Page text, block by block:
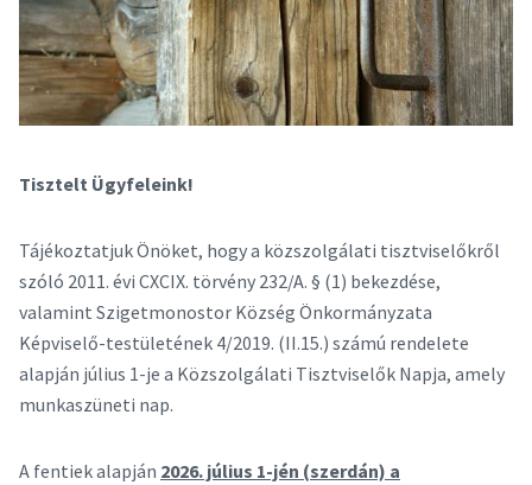
Tisztelt Ügyfeleink!
Tájékoztatjuk Önöket, hogy a közszolgálati tisztviselőkről
szóló 2011. évi CXCIX. törvény 232/A. § (1) bekezdése,
valamint Szigetmonostor Község Önkormányzata
Képviselő-testületének 4/2019. (II.15.) számú rendelete
alapján július 1-je a Közszolgálati Tisztviselők Napja, amely
munkaszüneti nap.
A fentiek alapján 2026. július 1-jén (szerdán) a